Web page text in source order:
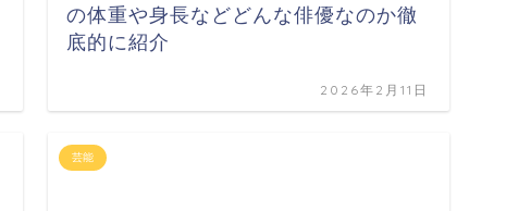
の体重や身長などどんな俳優なのか徹
底的に紹介
2026年2月11日
芸能